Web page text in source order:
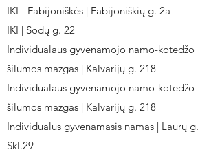
IKI - Fabijoniškės | Fabijoniškių g. 2a
IKI | Sodų g. 22
Individualaus gyvenamojo namo-kotedžo
šilumos mazgas | Kalvarijų g. 218
Individualaus gyvenamojo namo-kotedžo
šilumos mazgas | Kalvarijų g. 218
Individualus gyvenamasis namas | Laurų g.
Skl.29